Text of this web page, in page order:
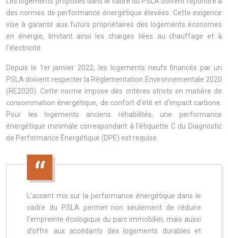
des normes de performance énergétique élevées. Cette exigence
vise à garantir aux futurs propriétaires des logements économes
en énergie, limitant ainsi les charges liées au chauffage et à
l’électricité.
Depuis le 1er janvier 2022, les logements neufs financés par un
PSLA doivent respecter la Réglementation Environnementale 2020
(RE2020). Cette norme impose des critères stricts en matière de
consommation énergétique, de confort d’été et d’impact carbone.
Pour les logements anciens réhabilités, une performance
énergétique minimale correspondant à l’étiquette C du Diagnostic
de Performance Énergétique (DPE) est requise.
L’accent mis sur la performance énergétique dans le
cadre du PSLA permet non seulement de réduire
l’empreinte écologique du parc immobilier, mais aussi
d’offrir aux accédants des logements durables et